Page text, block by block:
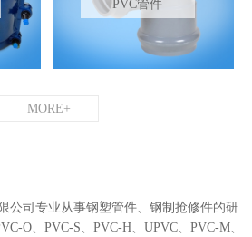
PVC管件
MORE+
司专业从事钢塑管件、钢制抢修件的研
O、PVC-S、PVC-H、UPVC、PVC-M、